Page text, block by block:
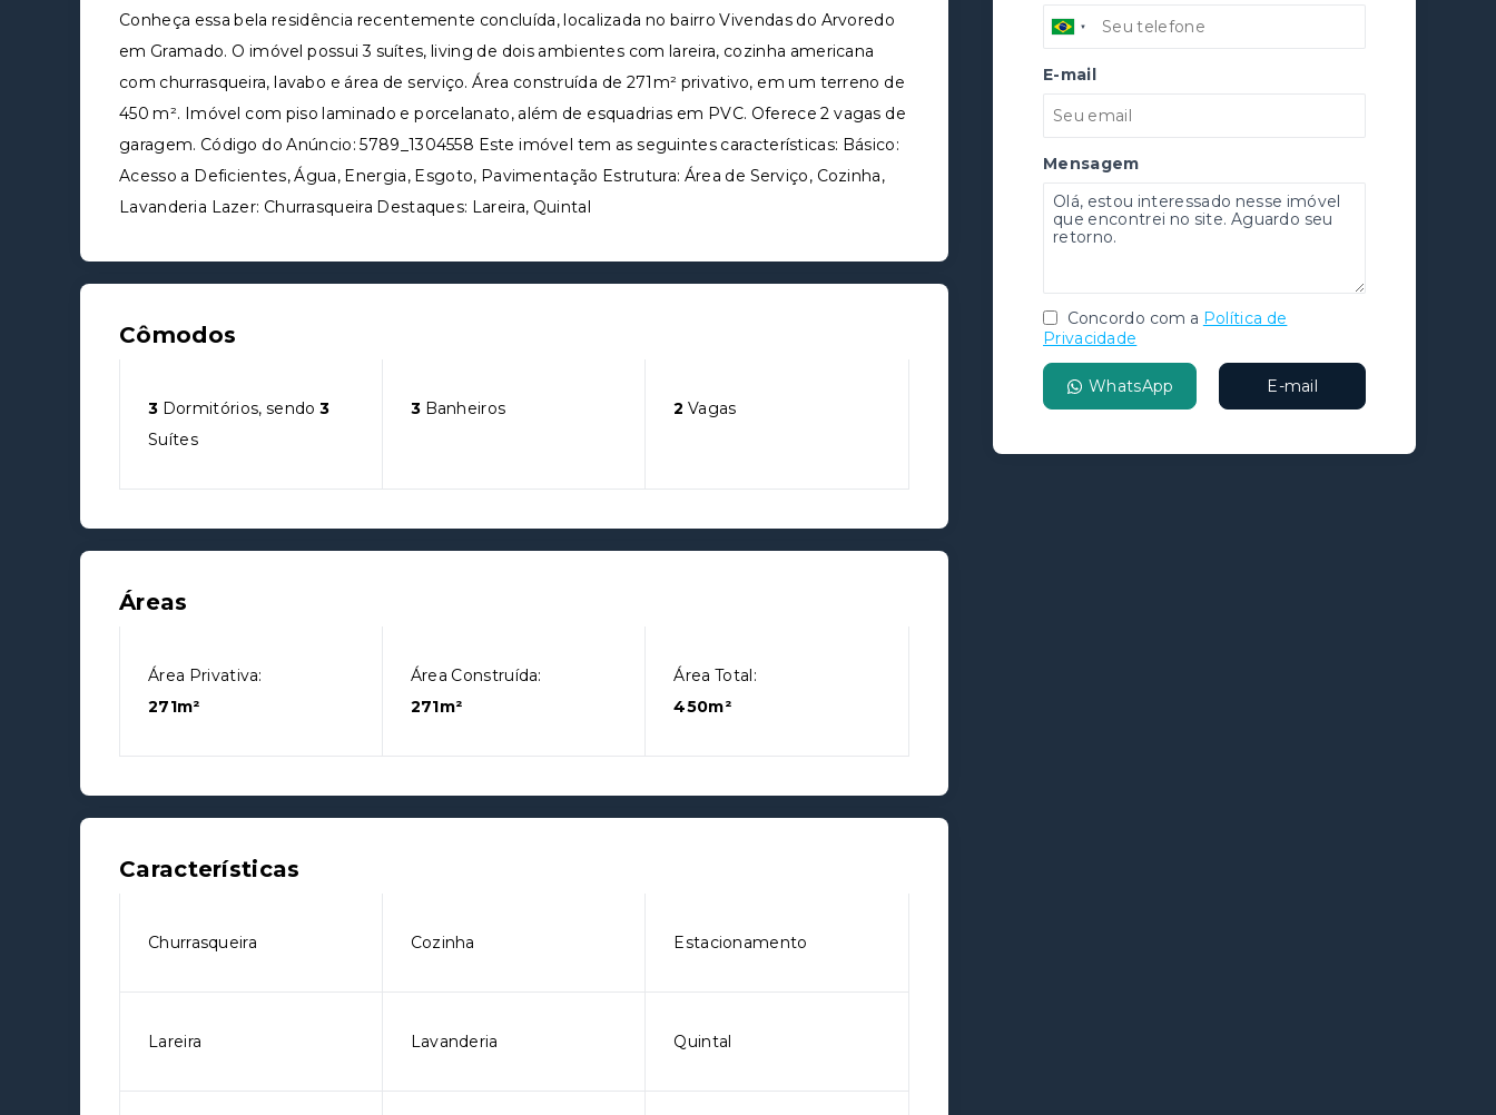
Conheça essa bela residência recentemente concluída, localizada no bairro Vivendas do Arvoredo
em Gramado. O imóvel possui 3 suítes, living de dois ambientes com lareira, cozinha americana
com churrasqueira, lavabo e área de serviço. Área construída de 271m² privativo, em um terreno de
450 m². Imóvel com piso laminado e porcelanato, além de esquadrias em PVC. Oferece 2 vagas de
garagem. Código do Anúncio: 5789_1304558 Este imóvel tem as seguintes características: Básico:
Acesso a Deficientes, Água, Energia, Esgoto, Pavimentação Estrutura: Área de Serviço, Cozinha,
Lavanderia Lazer: Churrasqueira Destaques: Lareira, Quintal
Cômodos
3 Dormitórios, sendo3
Suítes
3Banheiros 2 Vagas
Áreas
Área Privativa:
271m²
Área Construída:
271m²
Área Total:
450m²
Características
Churrasqueira Cozinha Estacionamento
Lareira Lavanderia Quintal
E-mail
Mensagem
Concordo com a Política de
Privacidade
WhatsApp E-mail